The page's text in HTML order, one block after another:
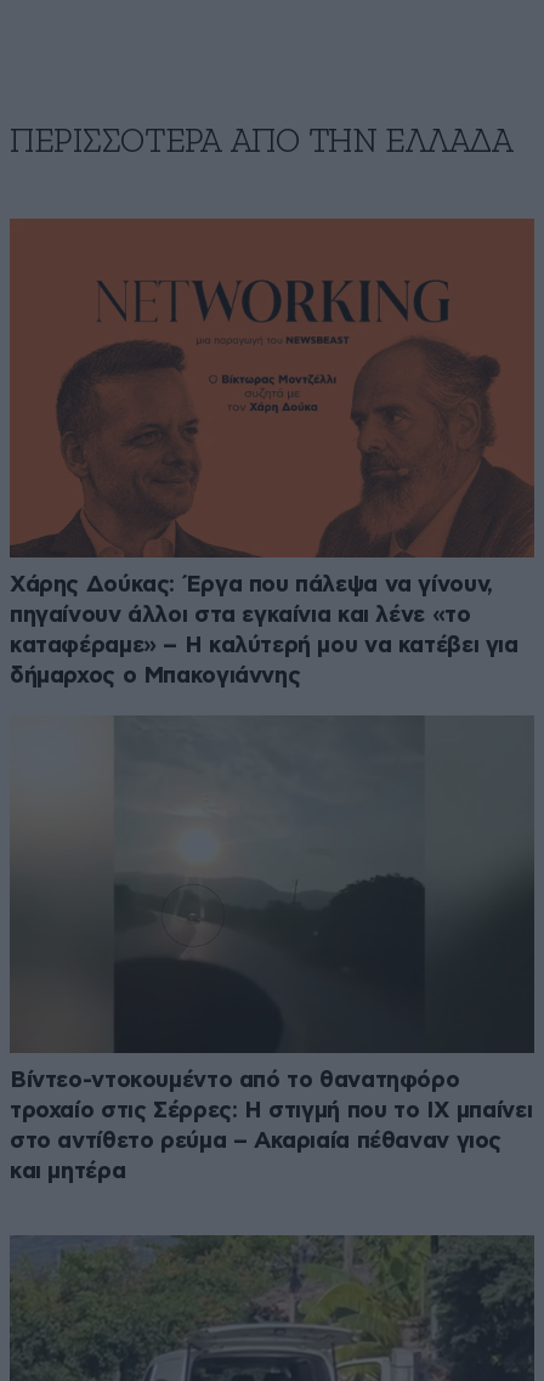
ΠΕΡΙΣΣΟΤΕΡΑ ΑΠΟ ΤΗΝ ΕΛΛΑΔΑ
Χάρης Δούκας: Έργα που πάλεψα να γίνουν,
πηγαίνουν άλλοι στα εγκαίνια και λένε «το
καταφέραμε» – Η καλύτερή μου να κατέβει για
δήμαρχος ο Μπακογιάννης
Βίντεο-ντοκουμέντο από το θανατηφόρο
τροχαίο στις Σέρρες: Η στιγμή που το ΙΧ μπαίνει
στο αντίθετο ρεύμα – Ακαριαία πέθαναν γιος
και μητέρα